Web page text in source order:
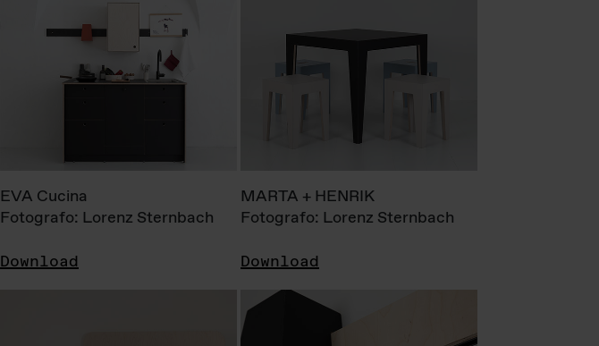
EVA Cucina
Fotografo: Lorenz Sternbach
Download
MARTA + HENRIK
Fotografo: Lorenz Sternbach
Download